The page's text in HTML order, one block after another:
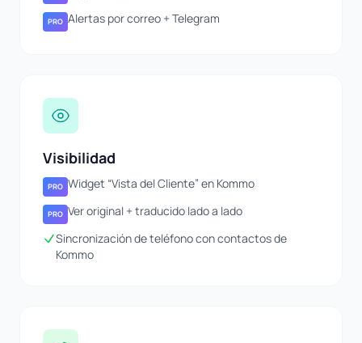
PRO Alertas por correo + Telegram
Visibilidad
PRO Widget “Vista del Cliente” en Kommo
PRO Ver original + traducido lado a lado
Sincronización de teléfono con contactos de
Kommo